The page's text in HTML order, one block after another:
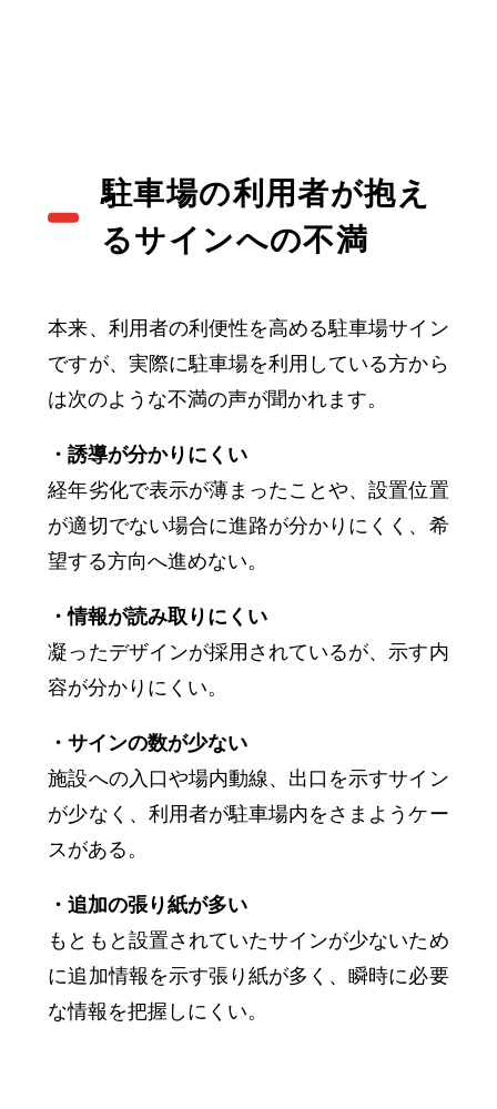
駐車場の利用者が抱え
るサインへの不満
本来、利用者の利便性を高める駐車場サイン
ですが、実際に駐車場を利用している方から
は次のような不満の声が聞かれます。
・誘導が分かりにくい
経年劣化で表示が薄まったことや、設置位置
が適切でない場合に進路が分かりにくく、希
望する方向へ進めない。
・情報が読み取りにくい
凝ったデザインが採用されているが、示す内
容が分かりにくい。
・サインの数が少ない
施設への入口や場内動線、出口を示すサイン
が少なく、利用者が駐車場内をさまようケー
スがある。
・追加の張り紙が多い
もともと設置されていたサインが少ないため
に追加情報を示す張り紙が多く、瞬時に必要
な情報を把握しにくい。